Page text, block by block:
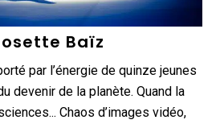
Baïz
par l’énergie de quinze jeunes
devenir de la planète. Quand la
Chaos d’images vidéo,